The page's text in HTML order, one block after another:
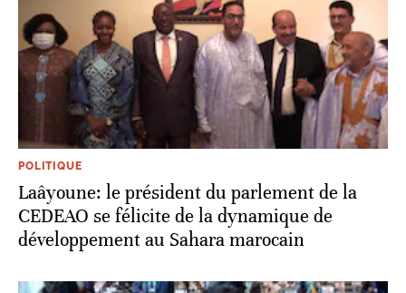
POLITIQUE
Laâyoune: le président du parlement de la
CEDEAO se félicite de la dynamique de
développement au Sahara marocain